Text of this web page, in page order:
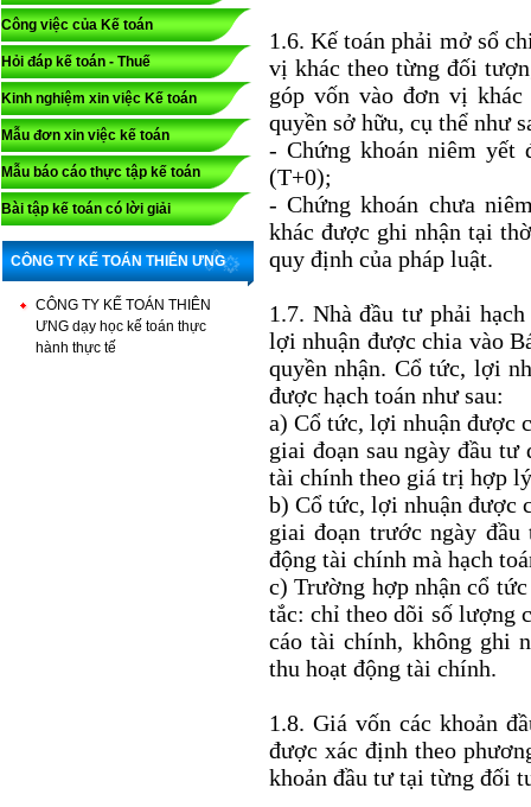
Công việc của Kế toán
Hỏi đáp kế toán - Thuế
Kinh nghiệm xin việc Kế toán
Mẫu đơn xin việc kế toán
Mẫu báo cáo thực tập kế toán
Bài tập kế toán có lời giải
CÔNG TY KẾ TOÁN THIÊN ƯNG
CÔNG TY KẾ TOÁN THIÊN
ƯNG dạy học kế toán thực
hành thực tế
1.6. Kế toán phải mở sổ
vị khác theo từng đối
góp vốn vào đơn vị
quyền sở hữu, cụ thể như
- Chứng khoán niêm
(T+0);
- Chứng khoán chưa
khác được ghi nhận tại
quy định của pháp luật.
1.7. Nhà đầu tư phải
lợi nhuận được chia vào
quyền nhận. Cổ tức, lợi
được hạch toán như sau:
a) Cổ tức, lợi nhuận được
giai đoạn sau ngày đầu tư
tài chính theo giá trị hợp
b) Cổ tức, lợi nhuận được
giai đoạn trước ngày đầu
động tài chính mà hạch
c) Trường hợp nhận cổ
tắc: chỉ theo dõi số lượng
cáo tài chính, không ghi
thu hoạt động tài chính.
1.8. Giá vốn các khoản
được xác định theo
khoản đầu tư tại từng đối